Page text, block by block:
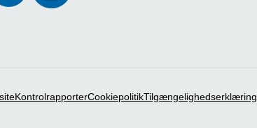
KontrolrapporterCookiepolitikTilgængelighedserklæring